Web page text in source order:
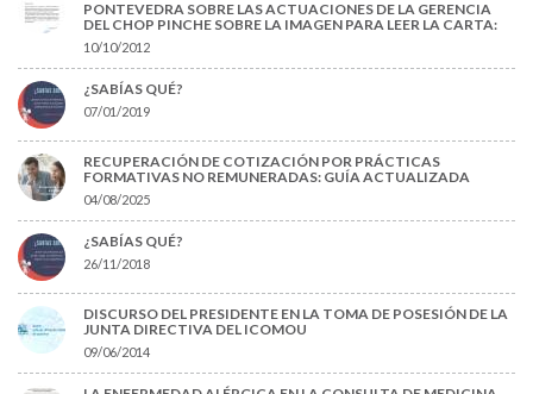
PONTEVEDRA SOBRE LAS ACTUACIONES DE LA GERENCIA
DEL CHOP PINCHE SOBRE LA IMAGEN PARA LEER LA CARTA:
10/10/2012
¿SABÍAS QUÉ?
07/01/2019
RECUPERACIÓN DE COTIZACIÓN POR PRÁCTICAS
FORMATIVAS NO REMUNERADAS: GUÍA ACTUALIZADA
04/08/2025
¿SABÍAS QUÉ?
26/11/2018
DISCURSO DEL PRESIDENTE EN LA TOMA DE POSESIÓN DE LA
JUNTA DIRECTIVA DEL ICOMOU
09/06/2014